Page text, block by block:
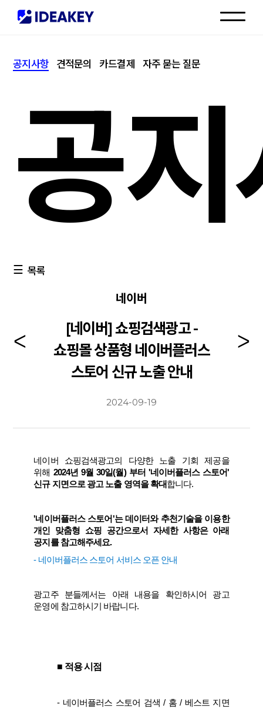
고객센터
공지사항 견적문의 카드결제 자주 묻는 질문
공
목록
네이버
[네이버] 쇼핑검색광고 -
쇼핑몰 상품형 네이버플러스
스토어 신규 노출 안내
2024-09-19
네이버 쇼핑검색광고의 다양한 노출 기회 제공을
위해 2024년 9월 30일(월) 부터 '네이버플러스 스토어'
신규 지면으로 광고 노출 영역을 확대합니다.
'네이버플러스 스토어'는 데이터와 추천기술을 이용한
개인 맞춤형 쇼핑 공간으로서 자세한 사항은 아래
공지를 참고해주세요.
- 네이버플러스 스토어 서비스 오픈 안내
광고주 분들께서는 아래 내용을 확인하시어 광고
운영에 참고하시기 바랍니다.
■ 적용 시점
- 네이버플러스 스토어 검색 / 홈 / 베스트 지면